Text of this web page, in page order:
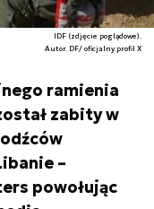
IDF (zdjęcie poglądowe).
Autor. DF/ oficjalny profil X
ramienia
zabity w
–
powołując